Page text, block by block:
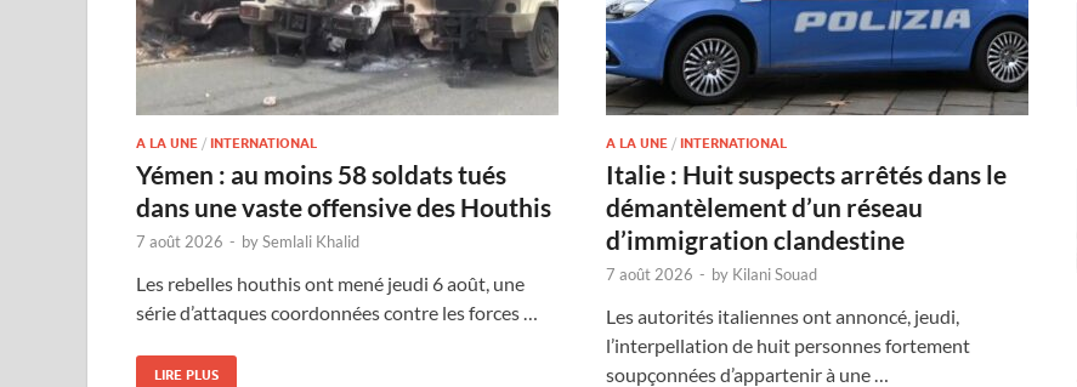
A LA UNE / INTERNATIONAL
Yémen : au moins 58 soldats tués
dans une vaste offensive des Houthis
7 août 2026 - bySemlali Khalid
Les rebelles houthis ont mené jeudi 6 août, une
série d’attaques coordonnées contre les forces …
LIRE PLUS
A LA UNE / INTERNATIONAL
Italie : Huit suspects arrêtés dans le
démantèlement d’un réseau
d’immigration clandestine
7 août 2026 - by Kilani Souad
Les autorités italiennes ont annoncé, jeudi,
l’interpellation de huit personnes fortement
soupçonnées d’appartenir à une …